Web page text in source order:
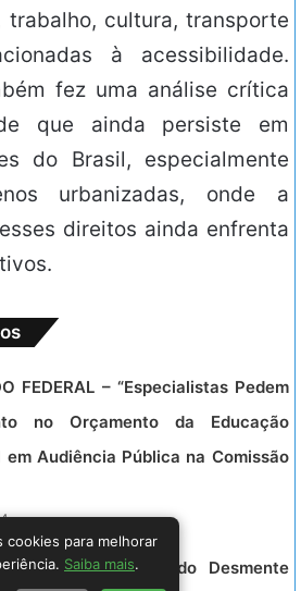
trabalho, cultura, transporte
à acessibilidade.
fez uma análise crítica
que ainda persiste em
do Brasil, especialmente
urbanizadas, onde a
direitos ainda enfrenta
FEDERAL – “Especialistas Pedem
no Orçamento da Educação
em Audiência Pública na Comissão
FEDERAL – “Senado Desmente
cookies para melhorar
Saiba mais.